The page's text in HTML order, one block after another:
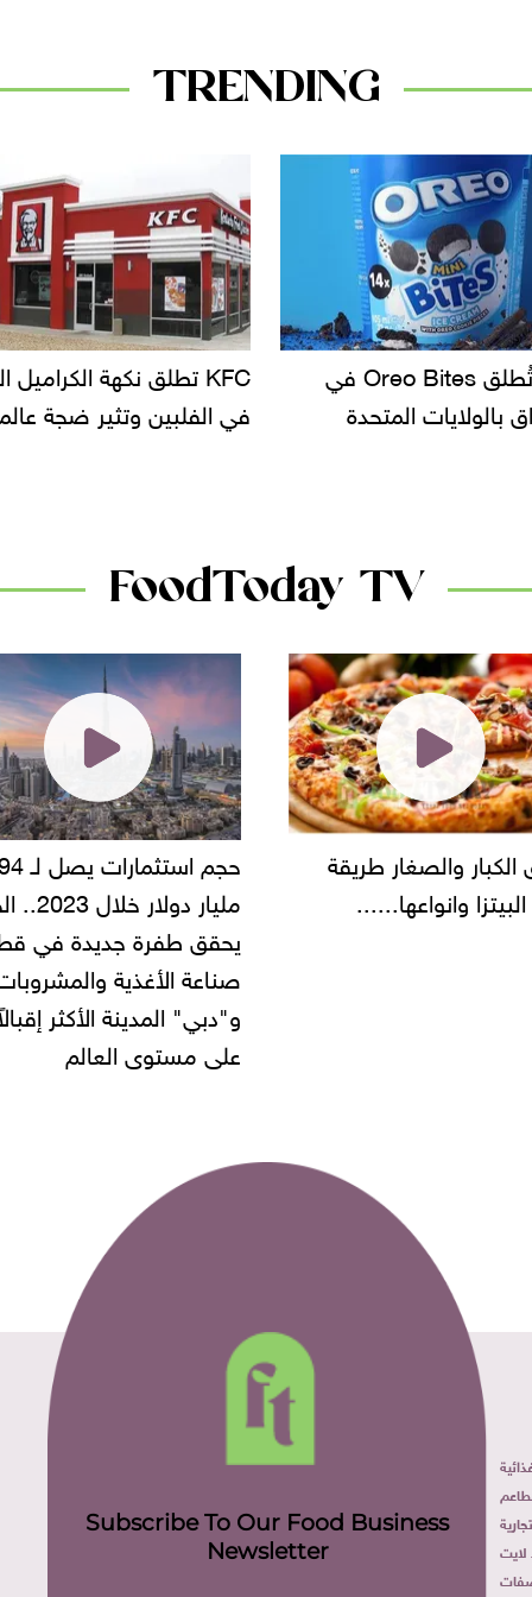
TRENDING
KFC تطلق نكهة الكراميل المملح
وتثير ضجة عالمية
دعوات للتحقيق في أسباب
سحب بعض ألبان
FoodToday TV
حجم استثمارات يصل لـ 94
"أمن القاهرة" يضبط
شركة مطاعم استولى على
أموال المواطنين بزعم
Subscribe To Our Food Business
Newsletter